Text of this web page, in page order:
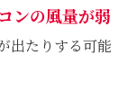
ンの風量が弱
出たりする可能